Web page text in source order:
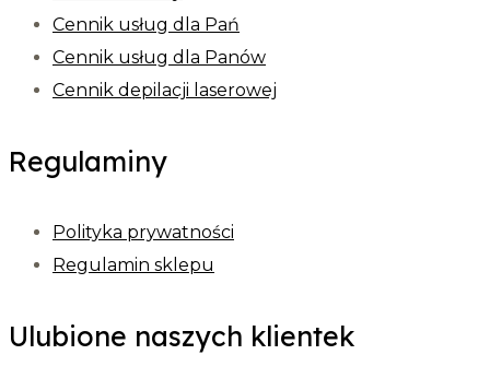
Cennik usług dla Pań
Cennik usług dla Panów
Cennik depilacji laserowej
Regulaminy
Polityka prywatności
Regulamin sklepu
Ulubione naszych klientek